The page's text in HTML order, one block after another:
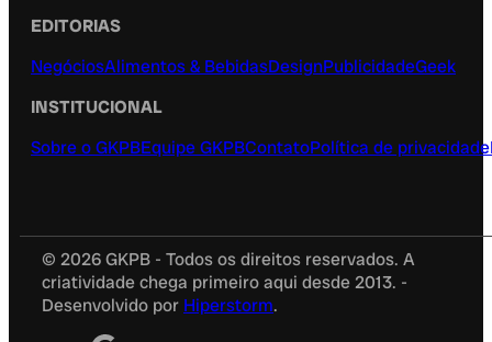
EDITORIAS
NegóciosAlimentos & BebidasDesignPublicidadeGeek
INSTITUCIONAL
Sobre o GKPBEquipe GKPBContatoPolítica de privacidade
© 2026 GKPB - Todos os direitos reservados. A
criatividade chega primeiro aqui desde 2013. -
Desenvolvido por Hiperstorm.